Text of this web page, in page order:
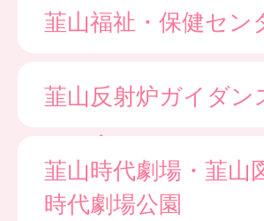
韮山福祉・保健セン
韮山反射炉ガイダン
韮山時代劇場・韮山
時代劇場公園